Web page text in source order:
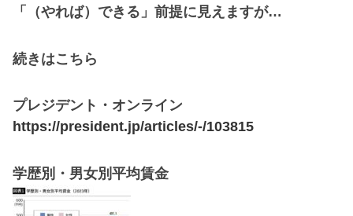
「（やれば）できる」前提に見えますが…
続きはこちら
プレジデント・オンライン
https://president.jp/articles/-/103815
学歴別・男女別平均賃金